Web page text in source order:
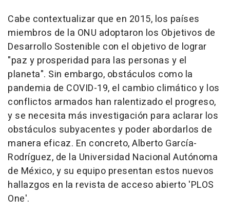
Cabe contextualizar que en 2015, los países
miembros de la ONU adoptaron los Objetivos de
Desarrollo Sostenible con el objetivo de lograr
"paz y prosperidad para las personas y el
planeta". Sin embargo, obstáculos como la
pandemia de COVID-19, el cambio climático y los
conflictos armados han ralentizado el progreso,
y se necesita más investigación para aclarar los
obstáculos subyacentes y poder abordarlos de
manera eficaz. En concreto, Alberto García-
Rodríguez, de la Universidad Nacional Autónoma
de México, y su equipo presentan estos nuevos
hallazgos en la revista de acceso abierto 'PLOS
One'.